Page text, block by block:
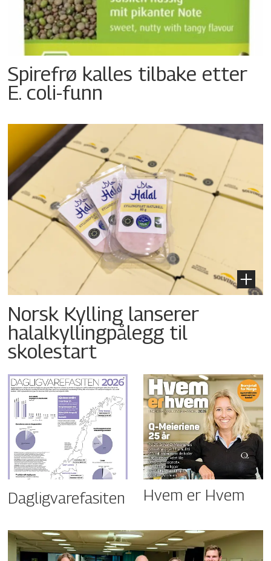
Spirefrø kalles tilbake etter
E. coli-funn
Norsk Kylling lanserer
halalkyllingpålegg til
skolestart
Dagligvarefasiten Hvem er Hvem